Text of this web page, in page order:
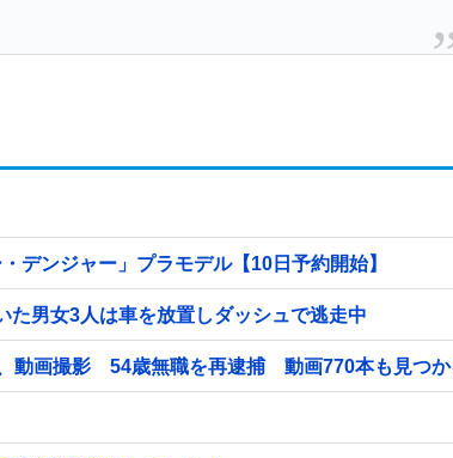
デンジャー」プラモデル【10日予約開始】
男女3人は車を放置しダッシュで逃走中
動画撮影 54歳無職を再逮捕 動画770本も見つか